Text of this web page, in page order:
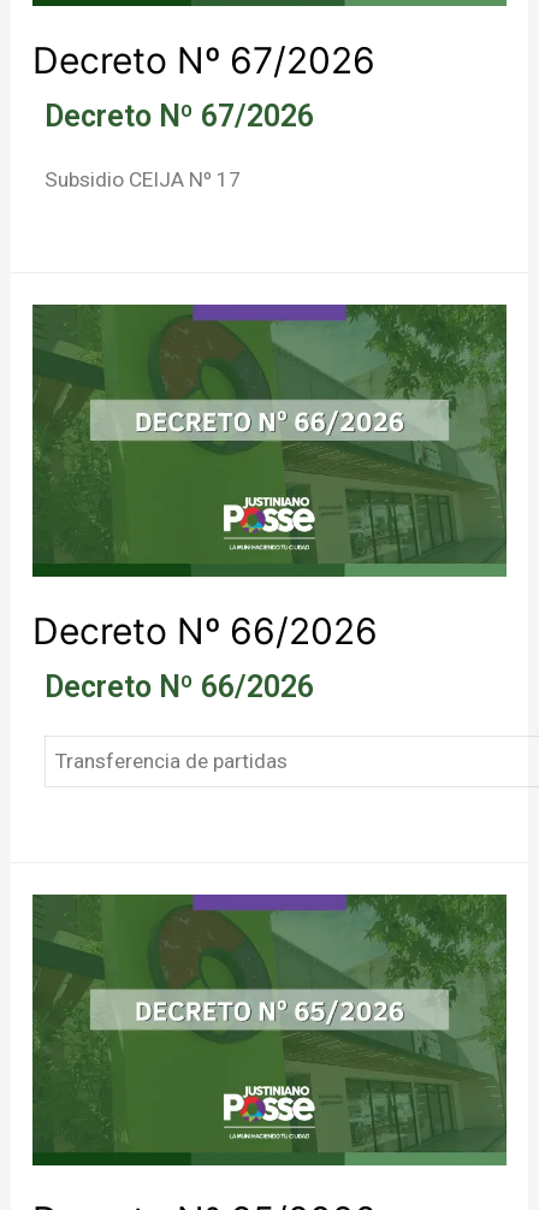
Decreto Nº 67/2026
Decreto Nº 67/2026
Subsidio CEIJA Nº 17
Decreto Nº 66/2026
Decreto Nº 66/2026
Transferencia de partidas